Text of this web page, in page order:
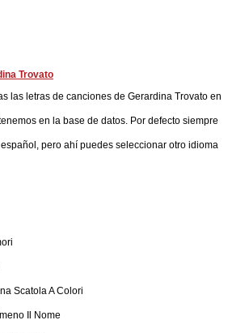
Trovato
las letras de canciones de Gerardina Trovato en
en la base de datos. Por defecto siempre
pero ahí puedes seleccionar otro idioma
Scatola A Colori
Il Nome